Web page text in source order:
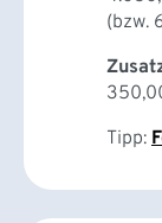
(bzw.
Tipp: